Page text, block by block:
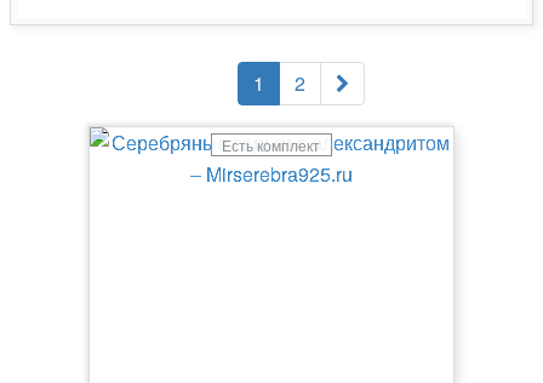
1 2
Есть комплект